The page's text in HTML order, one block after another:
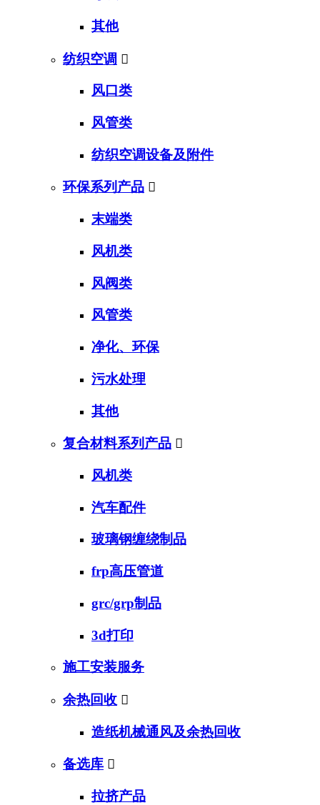
其他
纺织空调 
风口类
风管类
纺织空调设备及附件
环保系列产品 
末端类
风机类
风阀类
风管类
净化、环保
污水处理
其他
复合材料系列产品 
风机类
汽车配件
玻璃钢缠绕制品
frp高压管道
grc/grp制品
3d打印
施工安装服务
余热回收 
造纸机械通风及余热回收
备选库 
拉挤产品